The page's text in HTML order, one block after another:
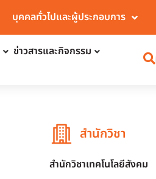
บุคคลทั่วไปและผู้ประกอบการ
ข่าวสารและกิจกรรม
สำนักวิชา
สำนักวิชาเทคโนโลยีสังคม